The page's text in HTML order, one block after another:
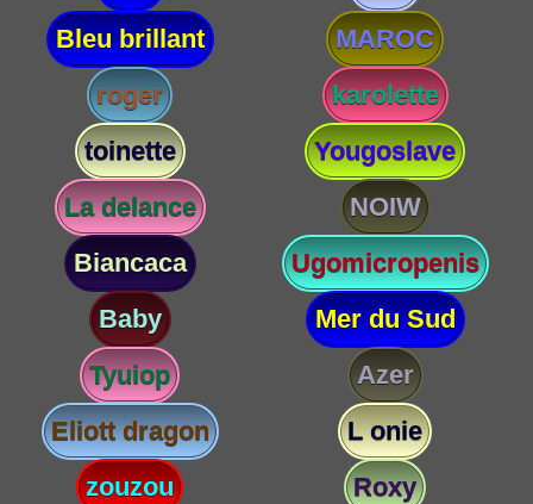
Bleu brillant
MAROC
roger
karolette
toinette
Yougoslave
La delance
NOIW
Biancaca
Ugomicropenis
Baby
Mer du Sud
Tyuiop
Azer
Eliott dragon
L onie
zouzou
Roxy